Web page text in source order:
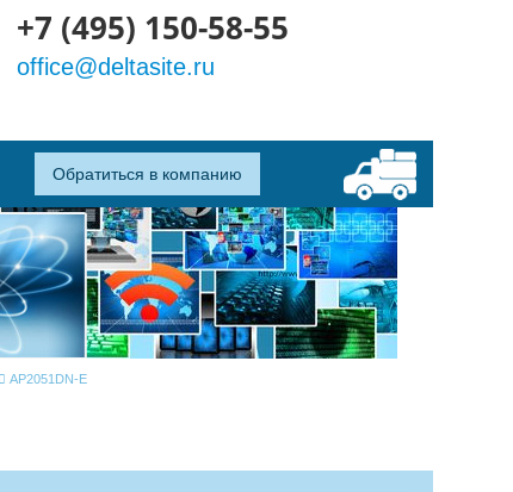
+7 (495) 150-58-55
office@deltasite.ru
Обратиться в компанию
AP2051DN-E